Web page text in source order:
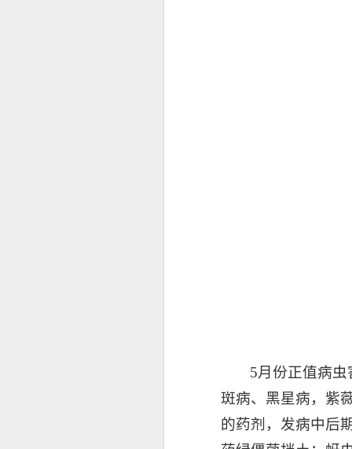
5月份正值病
斑病、黑星病，紫
的药剂，发病中后